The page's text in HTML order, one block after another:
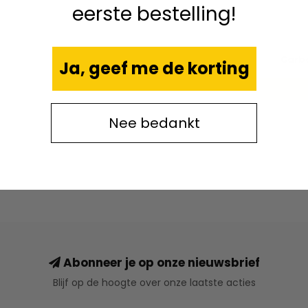
Abonneer je op onze nieuwsbrief
Blijf op de hoogte over onze laatste acties
eerste bestelling!
Ja, geef me de korting
Nee bedankt